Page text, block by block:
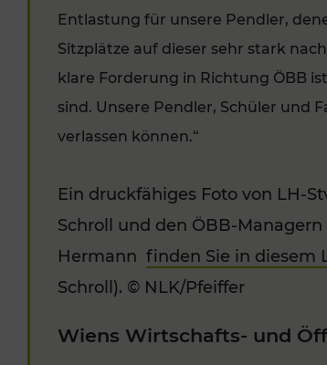
Entlastung für unsere Pendler,
Sitzplätze auf dieser sehr stark
klare Forderung in Richtung ÖBB
sind. Unsere Pendler, Schüler und
verlassen können.“
Ein druckfähiges Foto von LH-
Schroll und den ÖBB-
Hermann finden Sie in diesem
Schroll). © NLK/Pfeiffer
Wiens Wirtschafts- und